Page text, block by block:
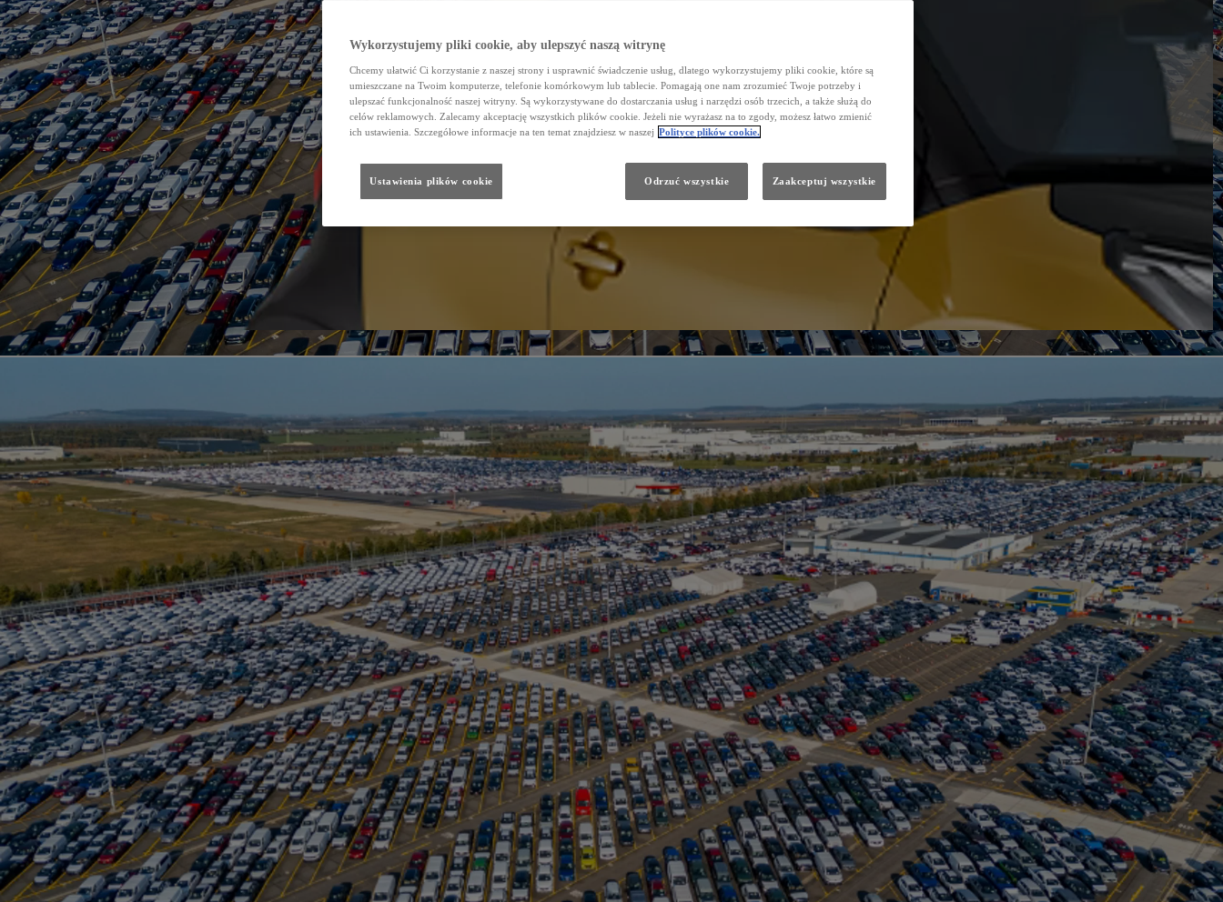
Wykorzystujemy pliki cookie, aby ulepszyć naszą witrynę
Chcemy ułatwić Ci korzystanie z naszej strony i usprawnić świadczenie usług, dlatego wykorzystujemy pliki cookie, które są
umieszczane na Twoim komputerze, telefonie komórkowym lub tablecie. Pomagają one nam zrozumieć Twoje potrzeby i
ulepszać funkcjonalność naszej witryny. Są wykorzystywane do dostarczania usług i narzędzi osób trzecich, a także służą do
celów reklamowych. Zalecamy akceptację wszystkich plików cookie. Jeżeli nie wyrażasz na to zgody, możesz łatwo zmienić
ich ustawienia. Szczegółowe informacje na ten temat znajdziesz w naszej Polityce plików cookie.
Odrzuć wszystkie Zaakceptuj wszystkie
Ustawienia plików cookie